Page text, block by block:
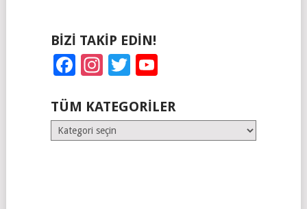
BIZI TAKIP EDIN!
Facebook
Instagram
Twitter
TÜM KATEGORILER
Tüm
Kategoriler